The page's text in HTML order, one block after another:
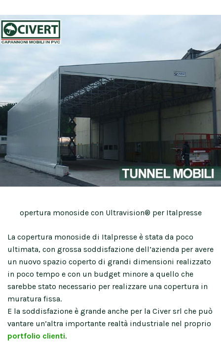
opertura monoside con Ultravision® per Italpresse
La copertura monoside di Italpresse è stata da poco
ultimata, con grossa soddisfazione dell’azienda per avere
un nuovo spazio coperto di grandi dimensioni realizzato
in poco tempo e con un budget minore a quello che
sarebbe stato necessario per realizzare una copertura in
muratura fissa.
E la soddisfazione è grande anche per la Civer srl che può
vantare un’altra importante realtà industriale nel proprio
portfolio clienti.